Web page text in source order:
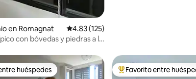
en Romagnat Calificación promedio: 4.83 de 5; 125
4.83 (125)
con bóvedas y piedras a la
huéspedes
huéspedes De los mejores en
Favorito entre